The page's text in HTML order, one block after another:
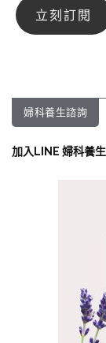
婦科養生諮詢
加入LINE 婦科養